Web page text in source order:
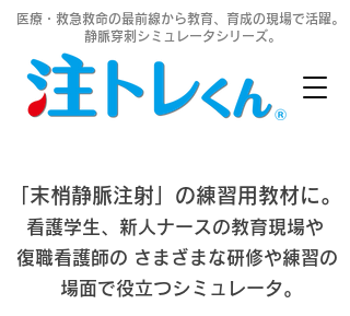
医療・救急救命の最前線から教育、育成の現場で活躍。
静脈穿刺シミュレータシリーズ。
「末梢静脈注射」の練習用教材に。
看護学生、新人ナースの教育現場や
復職看護師の さまざまな研修や練習の
場面で役立つシミュレータ。